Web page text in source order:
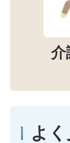
介
よ